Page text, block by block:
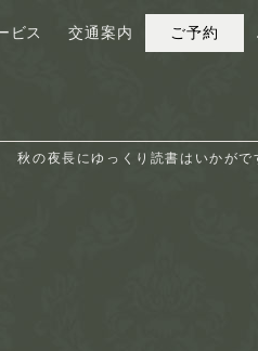
ビス 交通案内 ご予約
秋の夜長にゆっくり読書はいかがで